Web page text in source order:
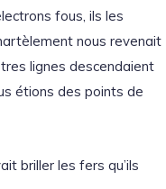
fous, ils les
nous revenait
lignes descendaient
étions des points de
briller les fers qu’ils